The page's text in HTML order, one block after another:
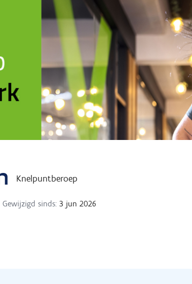
Knelpuntberoep
Gewijzigd sinds: 3 jun 2026